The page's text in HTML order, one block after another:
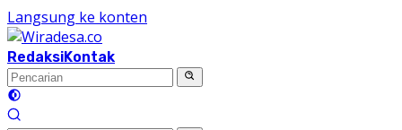
Langsung ke konten
RedaksiKontak